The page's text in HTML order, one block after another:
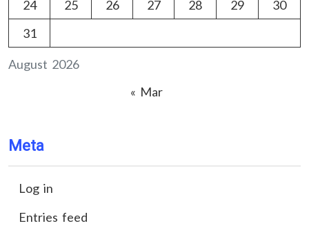
August 2026
24
25 26 27 28 29
30
31
« Mar
Meta
Log in
Entries feed